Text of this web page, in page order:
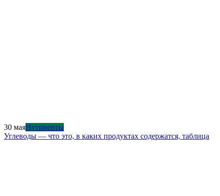
30 маяНутриенты
Углеводы — что это, в каких продуктах содержатся, таблица